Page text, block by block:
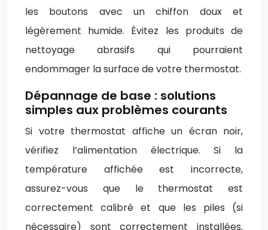
les boutons avec un chiffon doux et
légèrement humide. Évitez les produits de
nettoyage abrasifs qui pourraient
endommager la surface de votre thermostat.
Dépannage de base : solutions
simples aux problèmes courants
Si votre thermostat affiche un écran noir,
vérifiez l’alimentation électrique. Si la
température affichée est incorrecte,
assurez-vous que le thermostat est
correctement calibré et que les piles (si
nécessaire) sont correctement installées.